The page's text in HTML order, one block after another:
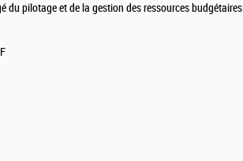
du pilotage et de la gestion des ressources budgétaires